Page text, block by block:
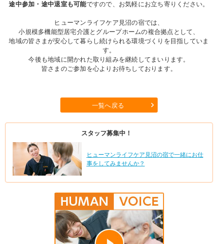
途中参加・途中退室も可能ですので、お気軽にお立ち寄りください。
ヒューマンライフケア見沼の宿では、
小規模多機能型居宅介護とグループホームの複合拠点として、
地域の皆さまが安心して暮らし続けられる環境づくりを目指していま
す。
今後も地域に開かれた取り組みを継続してまいります。
皆さまのご参加を心よりお待ちしております。
一覧へ戻る
スタッフ募集中！
ヒューマンライフケア見沼の宿で一緒にお仕
事をしてみませんか？